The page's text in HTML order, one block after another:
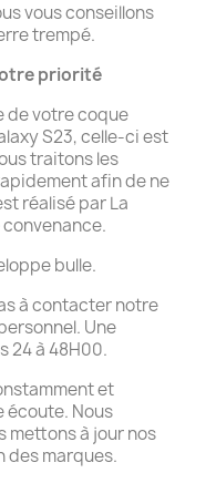
vous conseillons
trempé.
priorité
de votre coque
S23, celle-ci est
traitons les
afin de ne
réalisé par La
convenance.
bulle.
à contacter notre
Une
24 à 48H00.
et
écoute. Nous
mettons à jour nos
des marques.